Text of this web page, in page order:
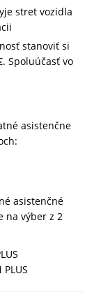
stret vozidla
stanoviť si
Spoluúčasť vo
asistenčne
asistenčné
na výber z 2